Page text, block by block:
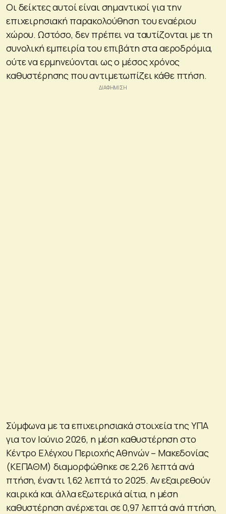
Οι δείκτες αυτοί είναι σημαντικοί για την
επιχειρησιακή παρακολούθηση του εναέριου
χώρου. Ωστόσο, δεν πρέπει να ταυτίζονται με τη
συνολική εμπειρία του επιβάτη στα αεροδρόμια,
ούτε να ερμηνεύονται ως ο μέσος χρόνος
καθυστέρησης που αντιμετωπίζει κάθε πτήση.
Σύμφωνα με τα επιχειρησιακά στοιχεία της ΥΠΑ
για τον Ιούνιο 2026, η μέση καθυστέρηση στο
Κέντρο Ελέγχου Περιοχής Αθηνών – Μακεδονίας
(ΚΕΠΑΘΜ) διαμορφώθηκε σε 2,26 λεπτά ανά
πτήση, έναντι 1,62 λεπτά το 2025. Αν εξαιρεθούν
καιρικά και άλλα εξωτερικά αίτια, η μέση
καθυστέρηση ανέρχεται σε 0,97 λεπτά ανά πτήση,